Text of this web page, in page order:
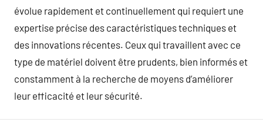
évolue rapidement et continuellement qui requiert une
expertise précise des caractéristiques techniques et
des innovations récentes. Ceux qui travaillent avec ce
type de matériel doivent être prudents, bien informés et
constamment à la recherche de moyens d’améliorer
leur efficacité et leur sécurité.